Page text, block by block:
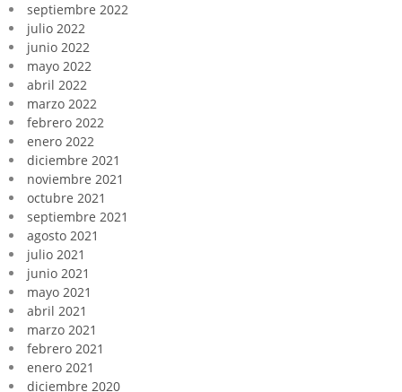
septiembre 2022
julio 2022
junio 2022
mayo 2022
abril 2022
marzo 2022
febrero 2022
enero 2022
diciembre 2021
noviembre 2021
octubre 2021
septiembre 2021
agosto 2021
julio 2021
junio 2021
mayo 2021
abril 2021
marzo 2021
febrero 2021
enero 2021
diciembre 2020